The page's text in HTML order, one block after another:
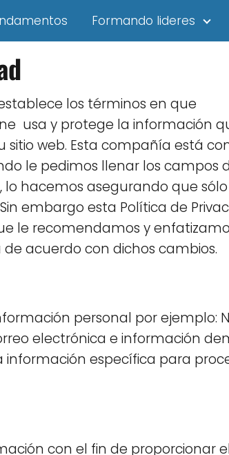
Formando lideres
los términos en que
usa y protege la información
sitio web. Esta compañía está
le pedimos llenar los
hacemos asegurando que
embargo esta Política de
le recomendamos y
acuerdo con dichos cambios.
personal por ejemplo:
electrónica e información
información específica para
con el fin de proporcionar